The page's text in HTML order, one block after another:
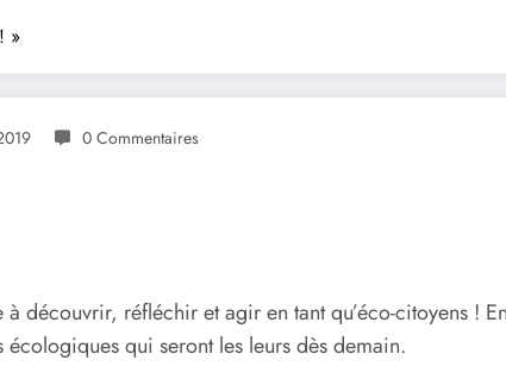
»
0 Commentaires
découvrir, réfléchir et agir en tant qu’éco-citoyens !
écologiques qui seront les leurs dès demain.